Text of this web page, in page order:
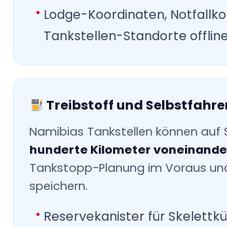
Lodge-Koordinaten,
Tankstellen-Standorte
Treibstoff und
Namibias Tankstellen können
hunderte Kilometer
Tankstopp-Planung im Voraus
speichern.
Reservekanister für